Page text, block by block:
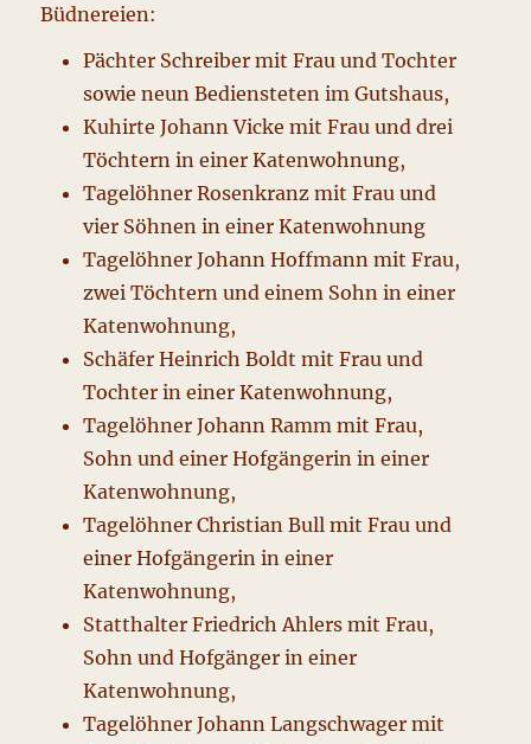
Büdnereien:
Pächter Schreiber mit Frau und Tochter
sowie neun Bediensteten im Gutshaus,
Kuhirte Johann Vicke mit Frau und drei
Töchtern in einer Katenwohnung,
Tagelöhner Rosenkranz mit Frau und
vier Söhnen in einer Katenwohnung
Tagelöhner Johann Hoffmann mit Frau,
zwei Töchtern und einem Sohn in einer
Katenwohnung,
Schäfer Heinrich Boldt mit Frau und
Tochter in einer Katenwohnung,
Tagelöhner Johann Ramm mit Frau,
Sohn und einer Hofgängerin in einer
Katenwohnung,
Tagelöhner Christian Bull mit Frau und
einer Hofgängerin in einer
Katenwohnung,
Statthalter Friedrich Ahlers mit Frau,
Sohn und Hofgänger in einer
Katenwohnung,
Tagelöhner Johann Langschwager mit